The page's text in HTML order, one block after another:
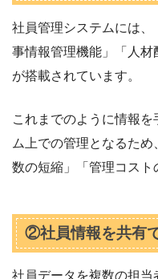
社員管理システムには、
事情報管理機能」「人
が搭載されています。
これまでのように情報
ム上での管理となるた
数の短縮」「管理コスト
②社員情報を共有
社員データを複数の担当